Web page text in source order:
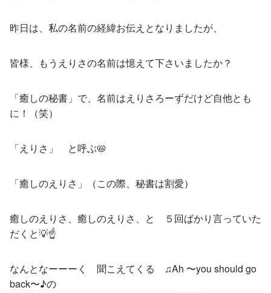
昨日は、私の名前の経緯お伝えとなりましたが、
皆様、もうえりさの名前は憶えて下さいましたか？
「癒しの秘書」で、名前はえりさろーずだけど自他とも
に！（笑）
「えりさ」 と呼ぶ📛
「癒しのえりさ」（この際、秘書は割愛）
癒しのえりさ、癒しのえりさ、と ５回ばかり言っていた
だくと💡☝️
なんとなーーーく 聞こえてくる ♫Ah 〜you should go
back〜♪の